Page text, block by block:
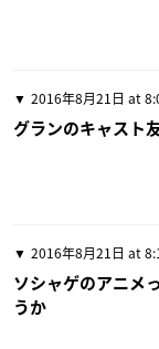
2016年8月21日 at
グランのキャスト
2016年8月21日 at
ソシャゲのアニメ
うか